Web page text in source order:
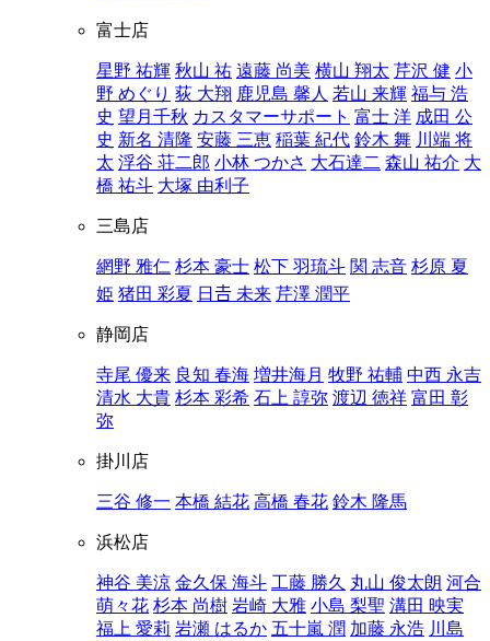
富士店
星野 祐輝 秋山 祐 遠藤 尚美 横山 翔太 芹沢 健 小
野 めぐり 荻 大翔 鹿児島 馨人 若山 来輝 福与 浩
史 望月千秋 カスタマーサポート 富士 洋 成田 公
史 新名 清隆 安藤 三恵 稲葉 紀代 鈴木 舞 川端 将
太 浮谷 荘二郎 小林 つかさ 大石達二 森山 祐介 大
橋 祐斗 大塚 由利子
三島店
網野 雅仁 杉本 豪士 松下 羽琉斗 関 志音 杉原 夏
姫 猪田 彩夏 日𠮷 未来 芹澤 潤平
静岡店
寺尾 優来 良知 春海 増井海月 牧野 祐輔 中西 永吉
清水 大貴 杉本 彩希 石上 諄弥 渡辺 徳祥 富田 彰
弥
掛川店
三谷 修一 本橋 結花 高橋 春花 鈴木 隆馬
浜松店
神谷 美涼 金久保 海斗 工藤 勝久 丸山 俊太朗 河合
萌々花 杉本 尚樹 岩崎 大雅 小島 梨聖 溝田 映実
福上 愛莉 岩瀬 はるか 五十嵐 潤 加藤 永浩 川島